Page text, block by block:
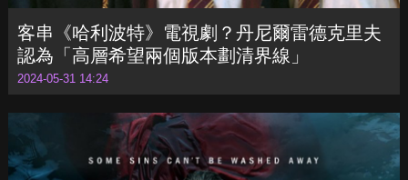
客串《哈利波特》電視劇？丹尼爾雷德克里夫
認為「高層希望兩個版本劃清界線」